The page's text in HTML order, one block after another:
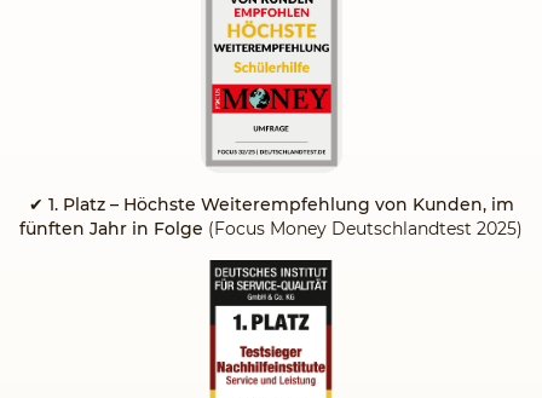
✔ 1. Platz – Höchste Weiterempfehlung von Kunden, im
fünften Jahr in Folge (Focus Money Deutschlandtest 2025)